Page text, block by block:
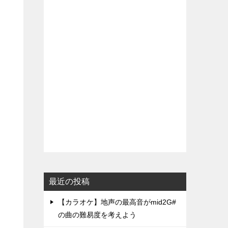
最近の投稿
【カラオケ】地声の最高音がmid2G#
の曲の難易度を考えよう